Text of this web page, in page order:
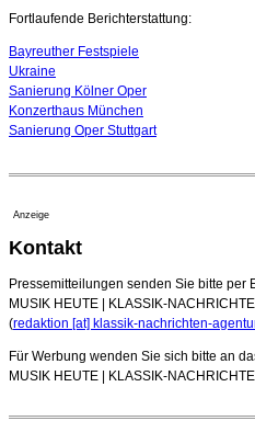
Fortlaufende Berichterstattung:
Bayreuther Festspiele
Ukraine
Sanierung Kölner Oper
Konzerthaus München
Sanierung Oper Stuttgart
Anzeige
Kontakt
Pressemitteilungen senden Sie bitte per
MUSIK HEUTE | KLASSIK-
(redaktion [at] klassik-nachrichten-
Für Werbung wenden Sie sich bitte an
MUSIK HEUTE | KLASSIK-